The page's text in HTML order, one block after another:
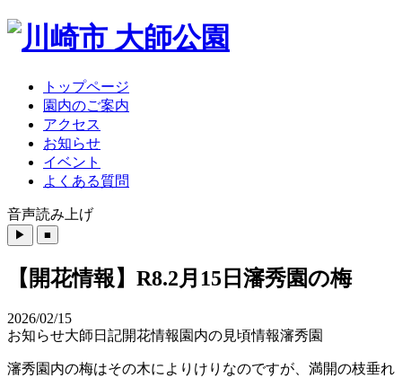
トップページ
園内のご案内
アクセス
お知らせ
イベント
よくある質問
音声読み上げ
【開花情報】R8.2月15日瀋秀園の梅
2026/02/15
お知らせ大師日記開花情報 園内の見頃情報瀋秀園
瀋秀園内の梅はその木によりけりなのですが、満開の枝垂れ